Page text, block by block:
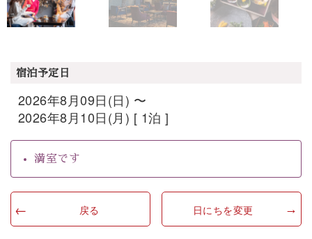
宿泊予定日
2026年8月09日(日) 〜
2026年8月10日(月) [ 1泊 ]
満室です
戻る 日にちを変更